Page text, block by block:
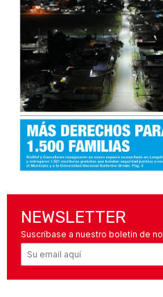
NEWSLETTER
Suscríbase a nuestro boletín de